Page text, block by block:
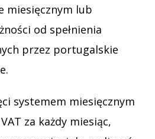
miesięcznym lub
od spełnienia
przez portugalskie
systemem miesięcznym
za każdy miesiąc,